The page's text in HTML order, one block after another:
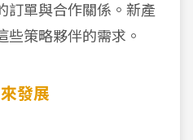
訂單與合作關係。新產
些策略夥伴的需求。
發展